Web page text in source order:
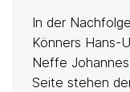
Vegan
In der
Könners Hans-
Neffe
Seite stehen